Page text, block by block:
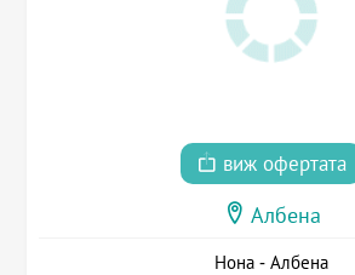
виж офертата
Албена
Нона - Албена